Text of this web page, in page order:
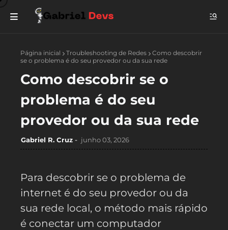
Página inicial Troubleshooting de Redes
Como descobrir
se o problema é do seu provedor ou da sua rede
Como descobrir se o
problema é do seu
provedor ou da sua rede
Gabriel R. Cruz junho 03, 2026
Para descobrir se o problema de
internet é do seu provedor ou da
sua rede local, o método mais rápido
é conectar um computador